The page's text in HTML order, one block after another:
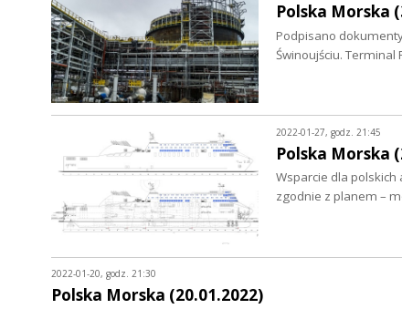
Polska Morska
Podpisano
Świnoujściu. Terminal
2022-01-27, godz. 21:45
Polska Morska
Wsparcie dla
zgodnie z planem –
2022-01-20, godz. 21:30
Polska Morska (20.01.2022)